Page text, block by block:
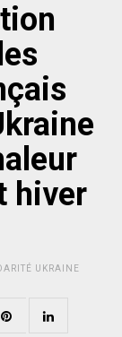
hiver
UKRAINE